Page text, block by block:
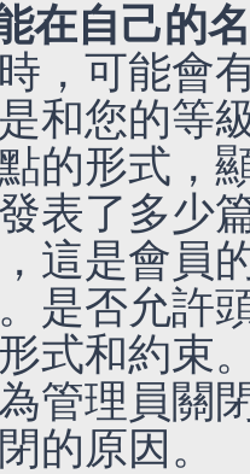
在自己的
，可能會
和您的等
的形式，
表了多少
這是會員
是否允許
式和約束
管理員關
的原因。